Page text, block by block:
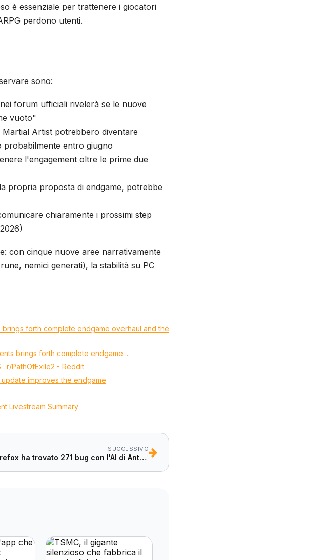
è essenziale per trattenere i giocatori
perdono utenti.
sono:
forum ufficiali rivelerà se le nuove
vuoto"
Martial Artist potrebbero diventare
probabilmente entro giugno
l'engagement oltre le prime due
propria proposta di endgame, potrebbe
chiaramente i prossimi step
con cinque nuove aree narrativamente
nemici generati), la stabilità su PC
brings forth complete endgame overhaul and the
brings forth complete endgame ...
: r/PathOfExile2 - Reddit
improves the endgame
Livestream Summary
SUCCESSIVO
Firefox ha trovato 271 bug con l'AI di Anthropic: ecco come cambia la sicurezza dei browser